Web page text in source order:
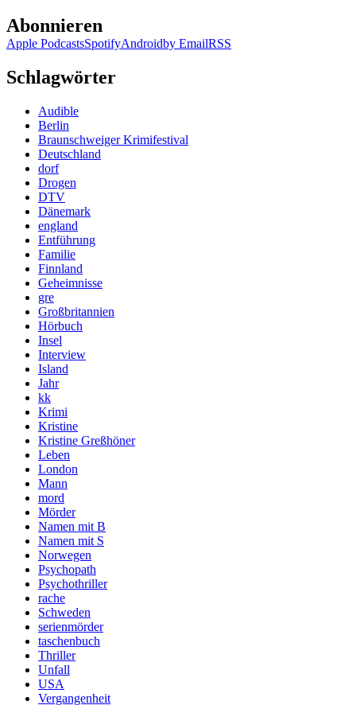
Abonnieren
Apple PodcastsSpotifyAndroidby EmailRSS
Schlagwörter
Audible
Berlin
Braunschweiger Krimifestival
Deutschland
dorf
Drogen
DTV
Dänemark
england
Entführung
Familie
Finnland
Geheimnisse
gre
Großbritannien
Hörbuch
Insel
Interview
Island
Jahr
kk
Krimi
Kristine
Kristine Greßhöner
Leben
London
Mann
mord
Mörder
Namen mit B
Namen mit S
Norwegen
Psychopath
Psychothriller
rache
Schweden
serienmörder
taschenbuch
Thriller
Unfall
USA
Vergangenheit